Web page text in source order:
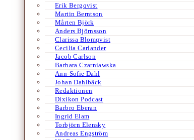
Erik Bergqvist
Martin Berntson
Mårten Björk
Anders Björnsson
Clarissa Blomqvist
Cecilia Carlander
Jacob Carlson
Barbara Czarniawska
Ann-Sofie Dahl
Johan Dahlbäck
Redaktionen
Dixikon Podcast
Barbro Eberan
Ingrid Elam
Torbjörn Elensky
Andreas Engström